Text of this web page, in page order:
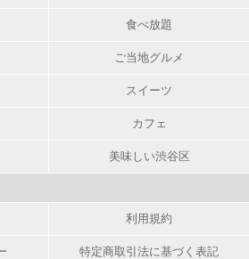
食べ放題
ご当地グルメ
スイーツ
カフェ
美味しい渋谷区
利用規約
特定商取引法に基づく表記